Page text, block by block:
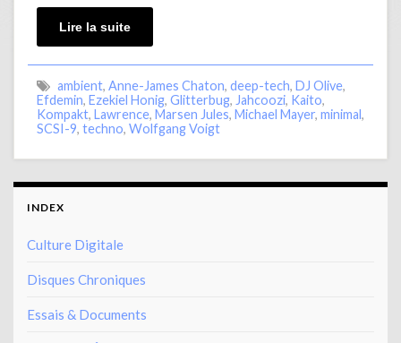
Lire la suite
ambient, Anne-James Chaton, deep-tech, DJ Olive,
Efdemin, Ezekiel Honig, Glitterbug, Jahcoozi, Kaito,
Kompakt, Lawrence, Marsen Jules, Michael Mayer, minimal,
SCSI-9, techno, Wolfgang Voigt
INDEX
Culture Digitale
Disques Chroniques
Essais & Documents